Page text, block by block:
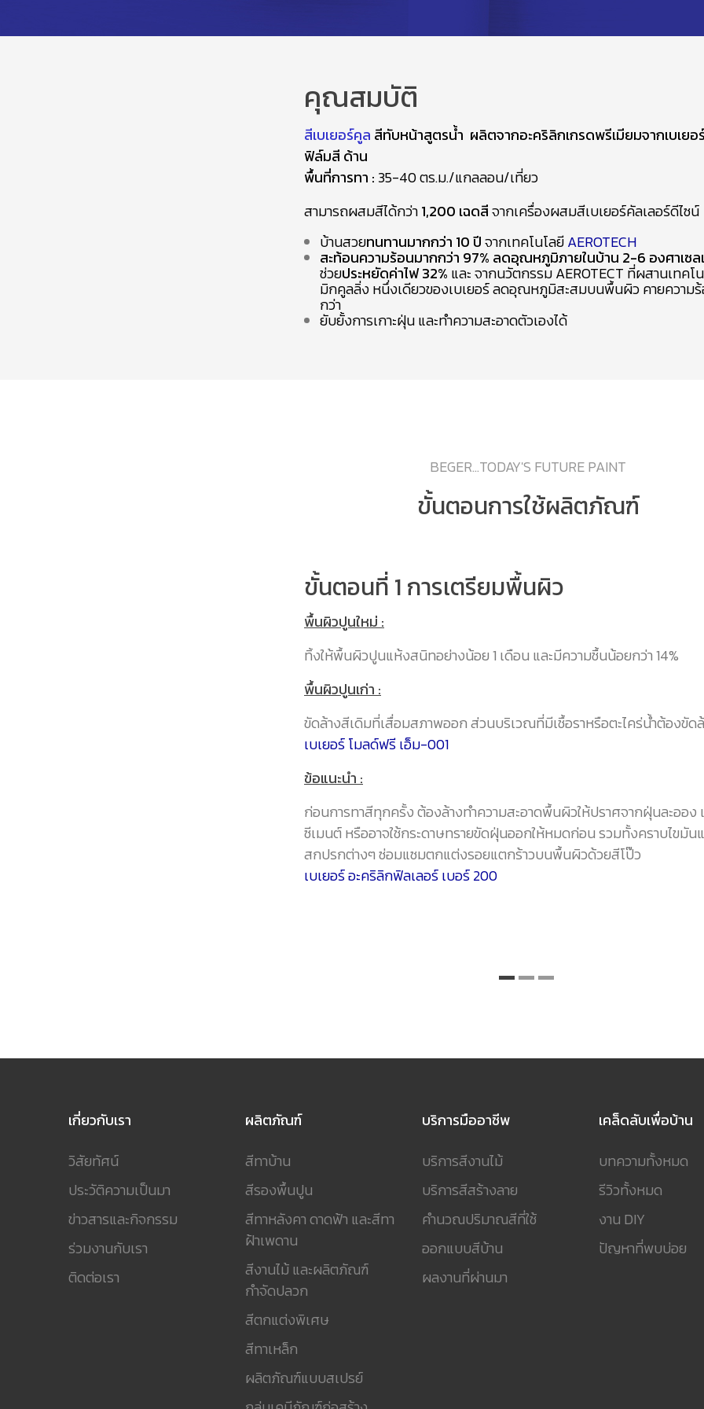
คุณสมบัติ
สีเบเยอร์คูล สีทับหน้าสูตรน้ำ ผลิตจากอะคริลิกเกรดพรีเมียมจากเบเยอ
ฟิล์มสี ด้าน
พื้นที่การทา : 35-40 ตร.ม./แกลลอน/เที่ยว
สามารถผสมสีได้กว่า1,200 เฉดสีจากเครื่องผสมสีเบเยอร์คัลเลอร์ดีไซน์
บ้านสวยทนทานมากกว่า 10 ปีจากเทคโนโลยีAEROTECH
สะท้อนความร้อนมากกว่า 97% ลดอุณหภูมิภายในบ้าน 2-6 องศาเซล
ช่วยประหยัดค่าไฟ 32% และ จากนวัตกรรม AEROTECT ที่ผสานเทคโน
มิกคูลลิ่ง หนึ่งเดียวของเบเยอร์ ลดอุณหภูมิสะสมบนพื้นผิว คายความร้
กว่า
ยับยั้งการเกาะฝุ่น และทำความสะอาดตัวเองได้
BEGER...TODAY'S FUTURE PAINT
ขั้นตอนการใช้ผลิตภัณฑ์
ขั้นตอนที่ 1 การเตรียมพื้นผิว
พื้นผิวปูนใหม่ :
ทิ้งให้พื้นผิวปูนแห้งสนิทอย่างน้อย 1 เดือน และมีความชื้นน้อยกว่า 14%
พื้นผิวปูนเก่า :
ขัดล้างสีเดิมที่เสื่อมสภาพออก ส่วนบริเวณที่มีเชื้อราหรือตะไคร่น้ำต้องขัด
เบเยอร์ โมลด์ฟรี เอ็ม-001
ข้อแนะนำ :
ก่อนการทาสีทุกครั้ง ต้องล้างทำความสะอาดพื้นผิวให้ปราศจากฝุ่นละออง
ซีเมนต์ หรืออาจใช้กระดาษทรายขัดฝุ่นออกให้หมดก่อน รวมทั้งคราบไขมัน
สกปรกต่างๆ ซ่อมแซมตกแต่งรอยแตกร้าวบนพื้นผิวด้วยสีโป๊ว
เบเยอร์ อะคริลิกฟิลเลอร์ เบอร์ 200
เกี่ยวกับเรา
วิสัยทัศน์
ประวัติความเป็นมา
ข่าวสารและกิจกรรม
ร่วมงานกับเรา
ติดต่อเรา
ผลิตภัณฑ์
สีทาบ้าน
สีรองพื้นปูน
สีทาหลังคา ดาดฟ้า และสีทา
ฝ้าเพดาน
สีงานไม้ และผลิตภัณฑ์
กำจัดปลวก
สีตกแต่งพิเศษ
สีทาเหล็ก
ผลิตภัณฑ์แบบสเปรย์
บริการมืออาชีพ
บริการสีงานไม้
บริการสีสร้างลาย
คำนวณปริมาณสีที่ใช้
ออกแบบสีบ้าน
ผลงานที่ผ่านมา
เคล็ดลับเพื่อบ้าน
บทความทั้งหมด
รีวิวทั้งหมด
งาน DIY
ปัญหาที่พบบ่อย